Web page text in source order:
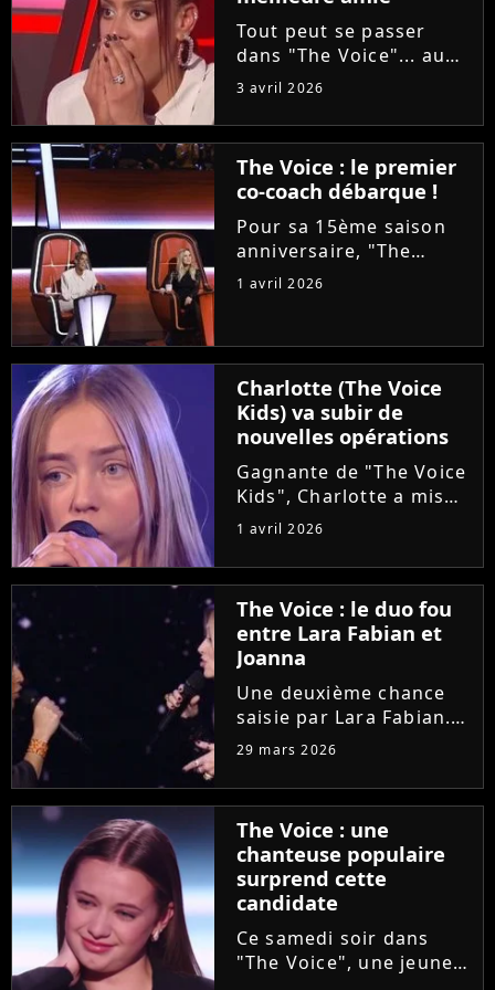
Tout peut se passer
dans "The Voice"... au
grand dam d'Amel Bent
chanteuse ne va pas
reconnaître la voix de
sa meilleure amie, qui
est pourtant sa
choriste. Regardez...
3 avril 2026
The Voice : le premier
co-coach débarque !
Pour sa 15ème saison
anniversaire, "The
Voice" met les petits
accueillera un coach
supplémentaire pour ce
qui est annoncé comme
"une première...
1 avril 2026
Charlotte (The Voice
Kids) va subir de
nouvelles opérations
Gagnante de "The Voice
Kids", Charlotte a mis
en lumière son combat
infantile. Alors qu'elle
démarre une tournée
avec l'association The
Kids Harmony, la
chanteuse...
1 avril 2026
The Voice : le duo fou
entre Lara Fabian et
Joanna
Une deuxième chance
saisie par Lara Fabian.
Hier soir dans "The
Joanna, ancienne demi-
finaliste de la "Star
Academy", a bouleversé
la coach. Elle n'a pas
résisté...
29 mars 2026
The Voice : une
chanteuse populaire
surprend cette
candidate
Ce samedi soir dans
"The Voice", une jeune